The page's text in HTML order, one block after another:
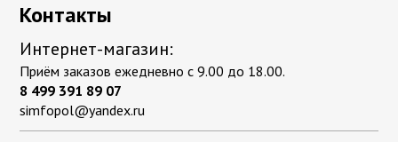
Контакты
Интернет-магазин:
Приём заказов ежедневно с 9.00 до 18.00.
8 499 391 89 07
simfopol@yandex.ru